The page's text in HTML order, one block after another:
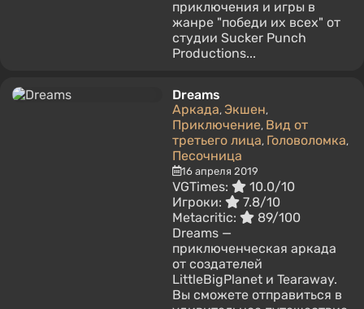
приключения и игры в
жанре "победи их всех" от
студии Sucker Punch
Productions...
Dreams
Аркада, Экшен,
Приключение, Вид от
третьего лица, Головоломка,
Песочница
16 апреля 2019
VGTimes:
10.0/10
Игроки:
7.8/10
Metacritic:
89/100
Dreams —
приключенческая аркада
от создателей
LittleBigPlanet и Tearaway.
Вы сможете отправиться в